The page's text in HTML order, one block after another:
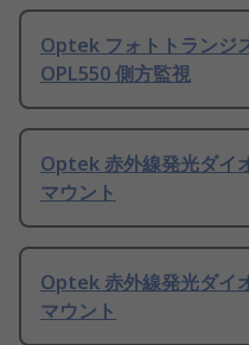
Optek フォトトランジ
OPL550 側方監視
Optek 赤外線発光ダイ
マウント
Optek 赤外線発光ダイ
マウント